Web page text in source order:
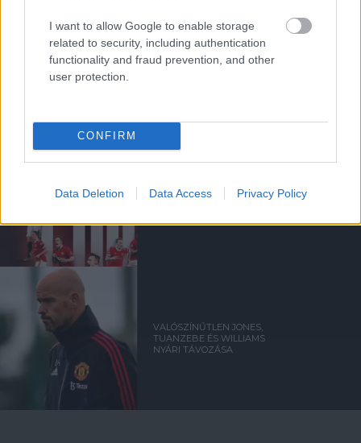
I want to allow Google to enable storage
related to security, including authentication
functionality and fraud prevention, and other
user protection.
CONFIRM
Data Deletion Data Access Privacy Policy
PHIL JONES NYÍLT LEVELE A
UNITED SZURKOLÓKNAK
UTÁN TÁVOZIK A
VALÓSZÍNŰTLEN JONES,
TUANZEBE ÉS WILLIAMS
NYÁRI TÁVOZÁSA